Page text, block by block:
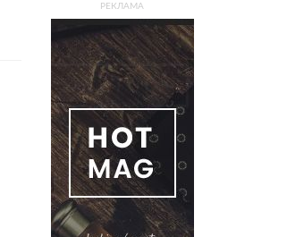
РЕКЛАМА